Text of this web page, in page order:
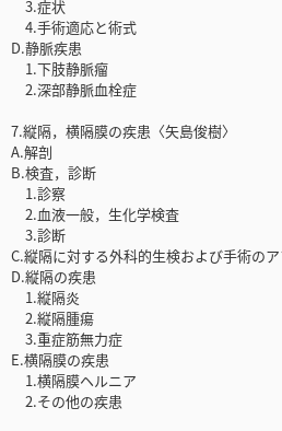
3.症状
4.手術適応と術式
D.静脈疾患
1.下肢静脈瘤
2.深部静脈血栓症
7.縦隔，横隔膜の疾患〈矢島俊樹〉
A.解剖
B.検査，診断
1.診察
2.血液一般，生化学検査
3.診断
C.縦隔に対する外科的生検および手術の
D.縦隔の疾患
1.縦隔炎
2.縦隔腫瘍
3.重症筋無力症
E.横隔膜の疾患
1.横隔膜ヘルニア
2.その他の疾患